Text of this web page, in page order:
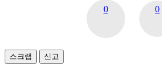
0 0
스크랩 신고